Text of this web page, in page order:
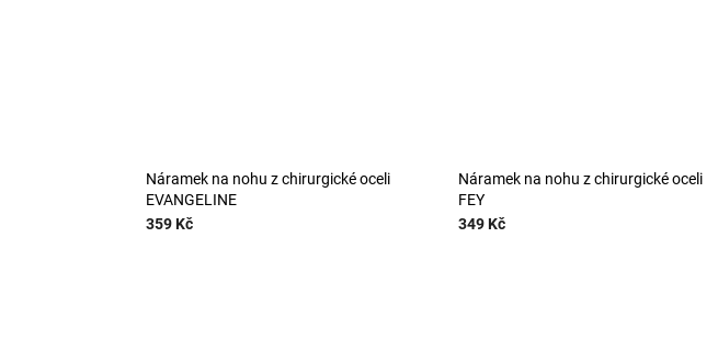
Náramek na nohu z chirurgické oceli
EVANGELINE
359 Kč
Náramek na nohu z chirurgické oceli
FEY
349 Kč